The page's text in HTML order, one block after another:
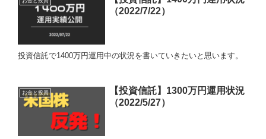
（2022/7/22）
投資信託で1400万円運用中の状況を書いていきたいと思います。
お金と投資
【投資信託】1300万円運用状況
（2022/5/27）